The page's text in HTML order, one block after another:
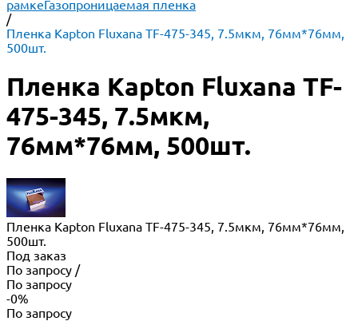
рамкеГазопроницаемая пленка
/
Пленка Kapton Fluxana TF-475-345, 7.5мкм, 76мм*76мм,
500шт.
Пленка Kapton Fluxana TF-
475-345, 7.5мкм,
76мм*76мм, 500шт.
Пленка Kapton Fluxana TF-475-345, 7.5мкм, 76мм*76мм,
500шт.
Под заказ
По запросу /
По запросу
-0%
По запросу